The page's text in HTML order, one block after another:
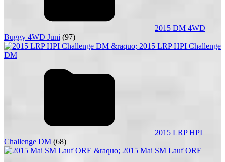
2015 DM 4WD
Buggy 4WD Juni (97)
2015 LRP HPI
Challenge DM (68)